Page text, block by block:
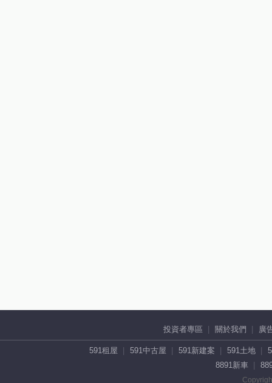
投資者專區 關於我們 廣
591租屋 591中古屋 591新建案 591土地
8891新車